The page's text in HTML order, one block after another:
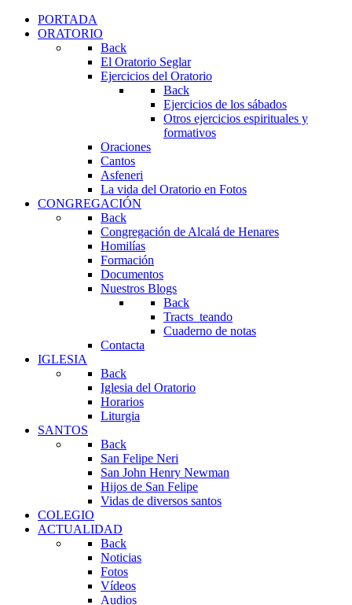
PORTADA
ORATORIO
Back
El Oratorio Seglar
Ejercicios del Oratorio
Back
Ejercicios de los sábados
Otros ejercicios espirituales y
formativos
Oraciones
Cantos
Asfeneri
La vida del Oratorio en Fotos
CONGREGACIÓN
Back
Congregación de Alcalá de Henares
Homilías
Formación
Documentos
Nuestros Blogs
Back
Tracts_teando
Cuaderno de notas
Contacta
IGLESIA
Back
Iglesia del Oratorio
Horarios
Liturgia
SANTOS
Back
San Felipe Neri
San John Henry Newman
Hijos de San Felipe
Vidas de diversos santos
COLEGIO
ACTUALIDAD
Back
Noticias
Fotos
Vídeos
Audios